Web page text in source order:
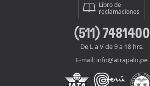
Libro de
reclamaciones
(511) 7481400
De L a V de 9 a 18 hrs.
E-mail: info@atrapalo.pe